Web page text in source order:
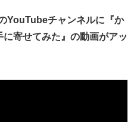
YouTubeチャンネルに『か
寄せてみた』の動画がアッ